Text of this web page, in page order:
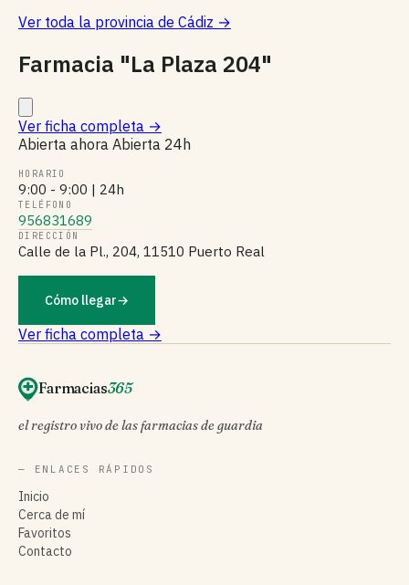
Ver toda la provincia de Cádiz →
Farmacia "La Plaza 204"
Ver ficha completa →
Abierta ahora Abierta 24h
HORARIO
9:00 - 9:00 | 24h
TELÉFONO
956831689
DIRECCIÓN
Calle de la Pl., 204, 11510 Puerto Real
Cómo llegar→
Ver ficha completa →
Farmacias365
el registro vivo de las farmacias de guardia
— ENLACES RÁPIDOS
Inicio
Cerca de mí
Favoritos
Contacto